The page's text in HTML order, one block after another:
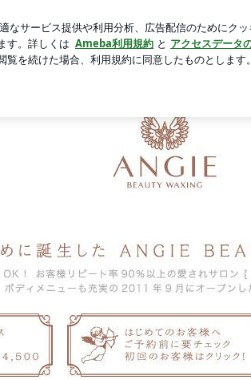
☆大阪 堺市初☆ブラジリアンワックス専
み焼き風